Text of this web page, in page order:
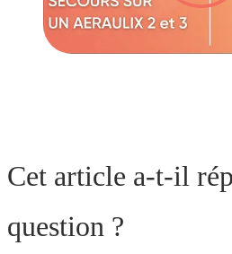
Cet article a-t-il
question ?